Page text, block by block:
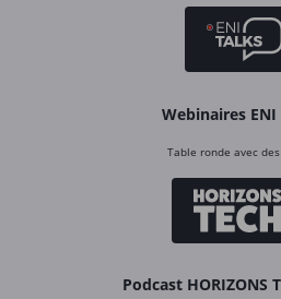
Webinaires ENI
Table ronde avec
Podcast HORIZONS